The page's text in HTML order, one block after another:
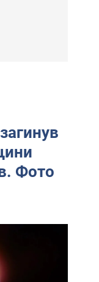
Фото